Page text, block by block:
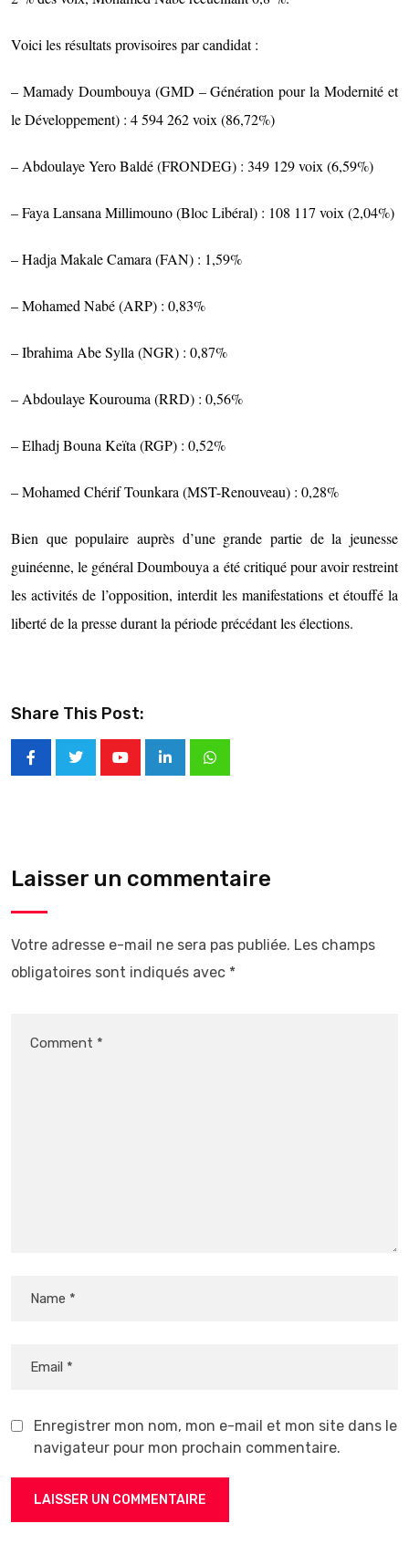
Voici les résultats provisoires par candidat :
– Mamady Doumbouya (GMD – Génération pour la Modernité et
le Développement) : 4 594 262 voix (86,72%)
– Abdoulaye Yero Baldé (FRONDEG) : 349 129 voix (6,59%)
– Faya Lansana Millimouno (Bloc Libéral) : 108 117 voix (2,04%)
– Hadja Makale Camara (FAN) : 1,59%
– Mohamed Nabé (ARP) : 0,83%
– Ibrahima Abe Sylla (NGR) : 0,87%
– Abdoulaye Kourouma (RRD) : 0,56%
– Elhadj Bouna Keïta (RGP) : 0,52%
– Mohamed Chérif Tounkara (MST-Renouveau) : 0,28%
Bien que populaire auprès d’une grande partie de la jeunesse
guinéenne, le général Doumbouya a été critiqué pour avoir restreint
les activités de l’opposition, interdit les manifestations et étouffé la
liberté de la presse durant la période précédant les élections.
Share This Post:
Laisser un commentaire
Votre adresse e-mail ne sera pas publiée. Les champs
obligatoires sont indiqués avec *
Enregistrer mon nom, mon e-mail et mon site dans le
navigateur pour mon prochain commentaire.